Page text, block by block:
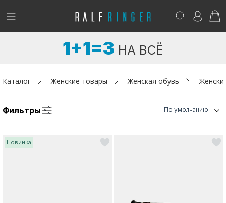
!
Женщинам
Возникли вопросы? - club@ralf.ru
1+1=3 НА ВСЁ
Каталог Женские товары Женская обувь
Фильтры По умолчанию
Новинка